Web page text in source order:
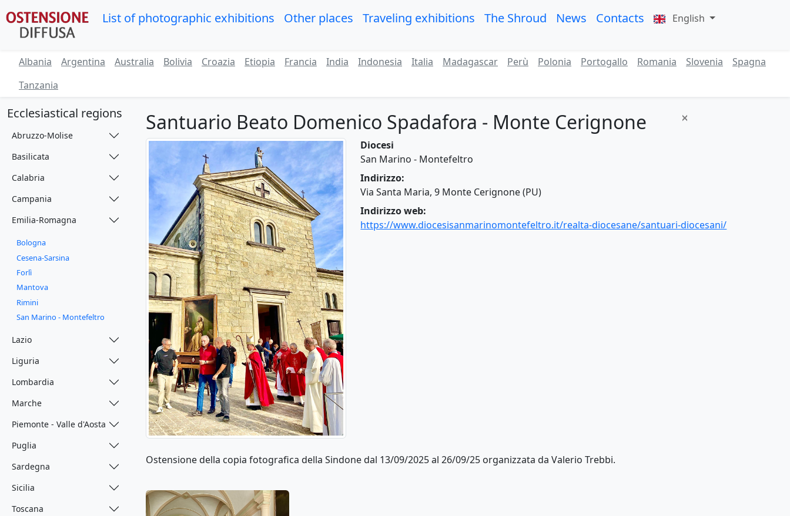
List of photographic exhibitions Other places Traveling exhibitions The Shroud News Contacts English
Albania Argentina Australia Bolivia Croazia Etiopia Francia India Indonesia Italia Madagascar Perù Polonia Portogallo Romania Slovenia
Spagna
Tanzania
Ecclesiastical regions
Abruzzo-Molise
Basilicata
Calabria
Campania
Emilia-Romagna
Bologna
Cesena-Sarsina
Forlì
Mantova
Rimini
San Marino - Montefeltro
Lazio
Liguria
Lombardia
Marche
Piemonte - Valle d'Aosta
Puglia
Sardegna
Sicilia
Toscana
Santuario Beato Domenico Spadafora - Monte Cerignone
Diocesi
San Marino - Montefeltro
Indirizzo:
Via Santa Maria, 9 Monte Cerignone (PU)
Indirizzo web:
https://www.diocesisanmarinomontefeltro.it/realta-diocesane/santuari-diocesani/
Ostensione della copia fotografica della Sindone dal 13/09/2025 al 26/09/25 organizzata da Valerio Trebbi.